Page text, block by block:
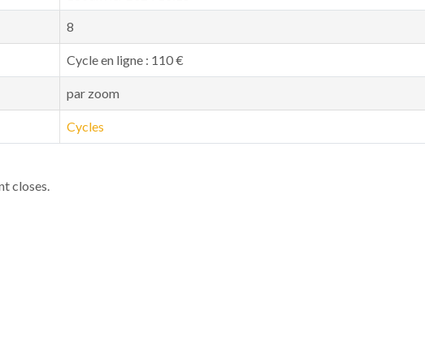
8
Cycle en ligne : 110 €
par zoom
Cycles
closes.